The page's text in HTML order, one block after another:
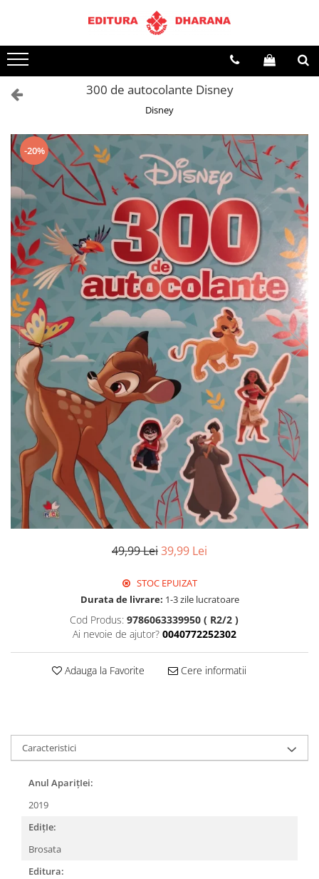
Toate Produsele
CARTI EDITURA DHARANA
OFERTE LA PACHET
Terapii
Dietoterapie
Dezvoltare personala
Spiritualitate
Arta
AUDIOBOOK
Business, Economie
Carti pentru copii
Diverse
Filosofie
Istorie
Literatura
Psihologie
Sanatate
Sociologie
Stiinta
300 de autocolante Disney
Disney
-20%
49,99 Lei39,99 Lei
STOC EPUIZAT
Durata de livrare: 1-3 zile lucratoare
Cod Produs: 9786063339950 ( R2/2 )
Ai nevoie de ajutor? 0040772252302
Adauga la Favorite Cere informatii
Caracteristici
Anul AparițIei:
2019
EdițIe:
Brosata
Editura: